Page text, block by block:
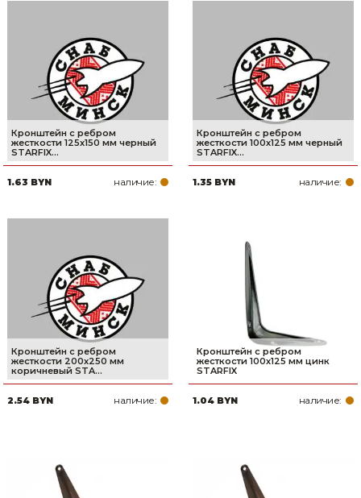
Кронштейн с ребром
жесткости 125х150 мм черный
STARFIX...
1.63 BYN наличие:
Кронштейн с ребром
жесткости 100х125 мм черный
STARFIX...
1.35 BYN наличие:
Кронштейн с ребром
жесткости 200х250 мм
коричневый STA...
2.54 BYN наличие:
Кронштейн с ребром
жесткости 100х125 мм цинк
STARFIX
1.04 BYN наличие: